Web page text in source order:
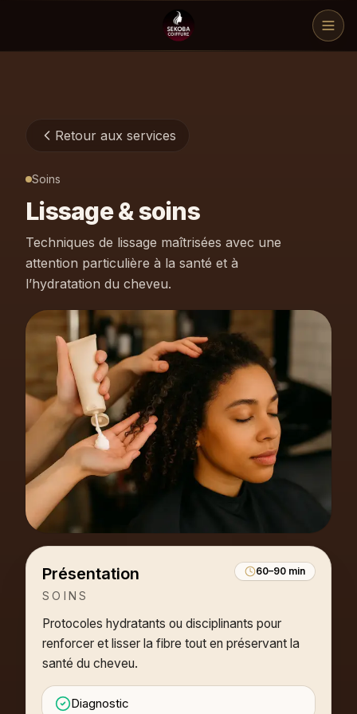
Galerie
À propos
Contact
Réserver en ligne
Appeler Itinéraire
Rue Voltaire 20 · 1201 Genève · Lun–Sam
Retour aux services
Soins
Lissage & soins
Techniques de lissage maîtrisées avec une
attention particulière à la santé et à
l’hydratation du cheveu.
Présentation
SOINS
60–90 min
Protocoles hydratants ou disciplinants pour
renforcer et lisser la fibre tout en préservant la
santé du cheveu.
Diagnostic